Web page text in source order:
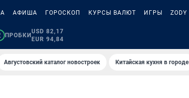
АФИША ГОРОСКОП КУРСЫ ВАЛЮТ ИГРЫ ZODY
ПРОБКИ
USD 82,17
EUR 94,84
Августовский каталог новостроек Китайская кухня в городе